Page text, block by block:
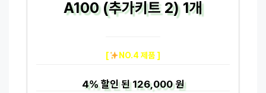
A100 (추가키트 2) 1개
[ NO.4 제품 ]
4%할인 된126,000 원